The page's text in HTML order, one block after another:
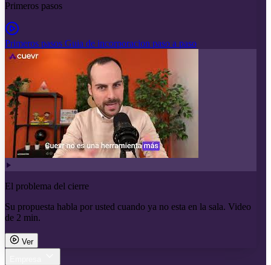
Primeros pasos
Primeros pasos Guia de incorporacion paso a paso
El problema del cierre
Su propuesta habla por usted cuando ya no esta en la sala. Video
de 2 min.
Ver